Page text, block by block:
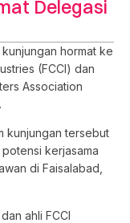
Delegasi
hormat ke
(FCCI) dan
Association
kunjungan tersebut
kerjasama
di Faisalabad,
ahli FCCI